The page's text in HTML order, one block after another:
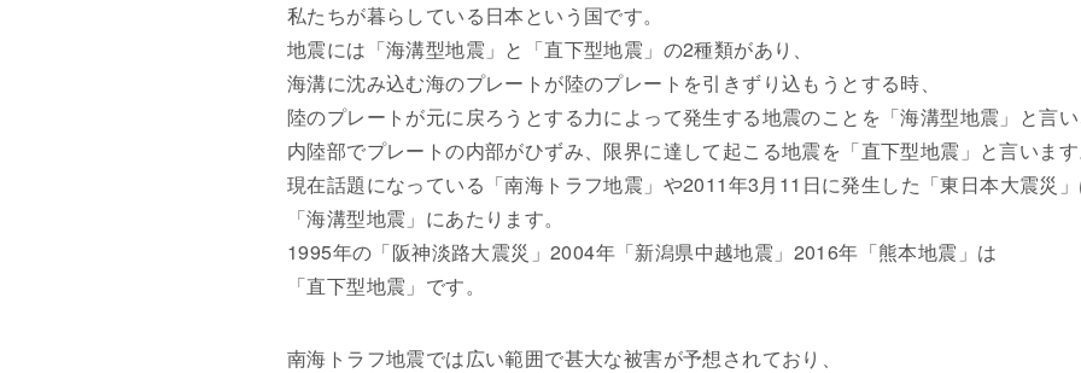
私たちが暮らしている日本という国です。
地震には「海溝型地震」と「直下型地震」の2種類があり、
海溝に沈み込む海のプレートが陸のプレートを引きずり込もうとする時、
陸のプレートが元に戻ろうとする力によって発生する地震のことを「海溝型地震」と言い
内陸部でプレートの内部がひずみ、限界に達して起こる地震を「直下型地震」と言います
現在話題になっている「南海トラフ地震」や2011年3月11日に発生した「東日本大震災
「海溝型地震」にあたります。
1995年の「阪神淡路大震災」2004年「新潟県中越地震」2016年「熊本地震」は
「直下型地震」です。
南海トラフ地震では広い範囲で甚大な被害が予想されており、